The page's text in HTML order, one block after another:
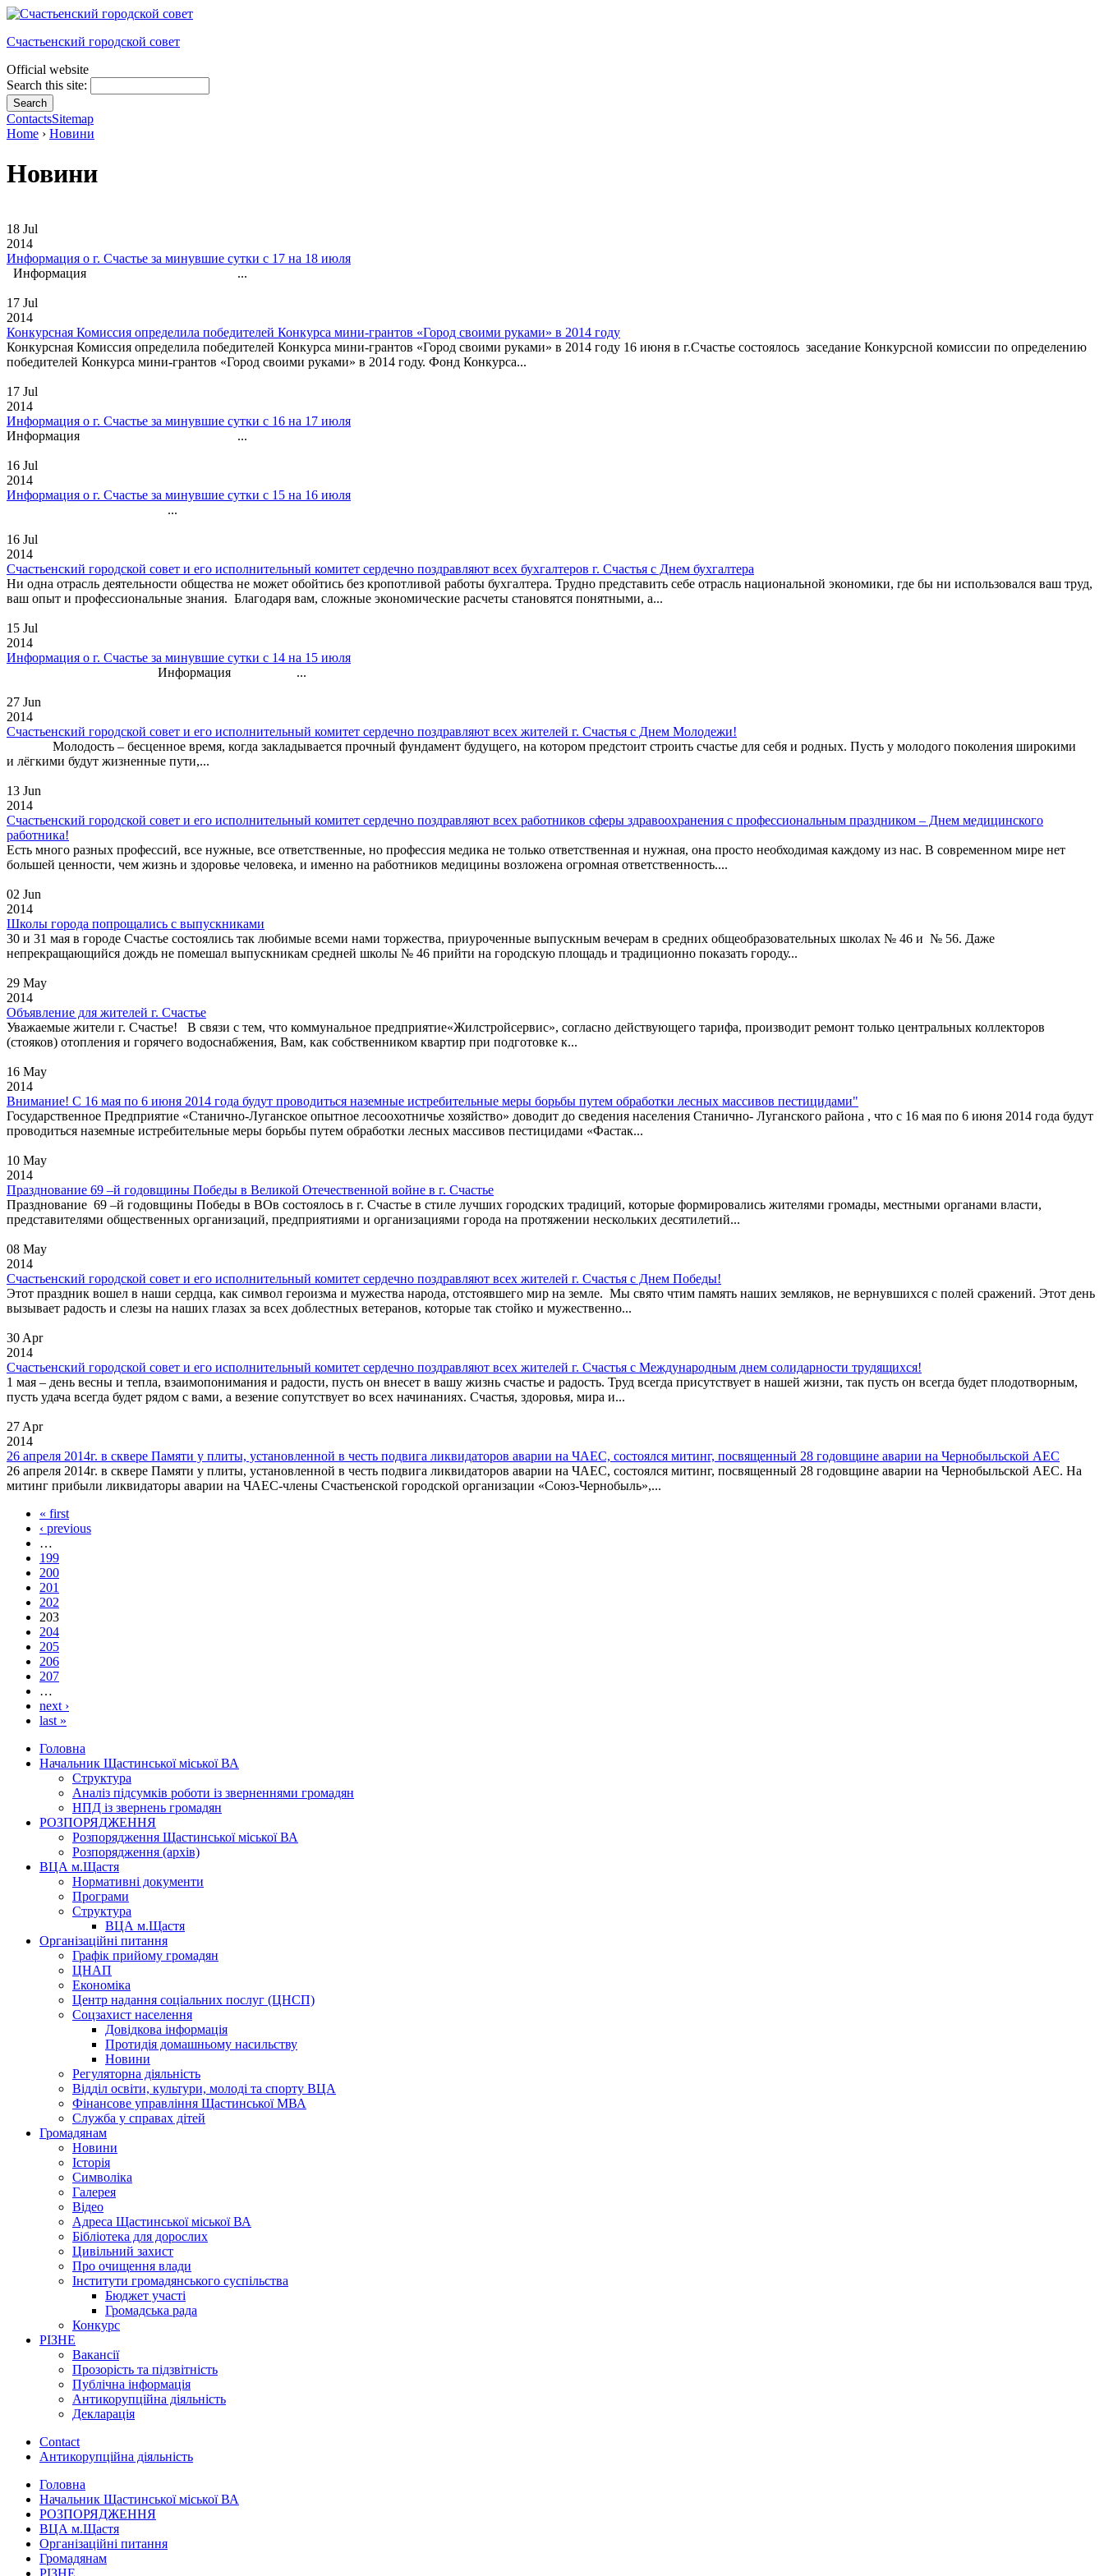
Счастьенский городской совет
Official website
Search this site:
ContactsSitemap
Home › Новини
Новини
18 Jul
2014
Информация о г. Счастье за минувшие сутки с 17 на 18 июля
Информация ...
17 Jul
2014
Конкурсная Комиссия определила победителей Конкурса мини-грантов «Город своими руками» в 2014 году
Конкурсная Комиссия определила победителей Конкурса мини-грантов «Город своими руками» в 2014 году 16 июня в г.Счастье состоялось заседание Конкурсной комиссии по определению
победителей Конкурса мини-грантов «Город своими руками» в 2014 году. Фонд Конкурса...
17 Jul
2014
Информация о г. Счастье за минувшие сутки с 16 на 17 июля
Информация ...
16 Jul
2014
Информация о г. Счастье за минувшие сутки с 15 на 16 июля
...
16 Jul
2014
Счастьенский городской совет и его исполнительный комитет сердечно поздравляют всех бухгалтеров г. Счастья с Днем бухгалтера
Ни одна отрасль деятельности общества не может обойтись без кропотливой работы бухгалтера. Трудно представить себе отрасль национальной экономики, где бы ни использовался ваш труд,
ваш опыт и профессиональные знания. Благодаря вам, сложные экономические расчеты становятся понятными, а...
15 Jul
2014
Информация о г. Счастье за минувшие сутки с 14 на 15 июля
Информация ...
27 Jun
2014
Счастьенский городской совет и его исполнительный комитет сердечно поздравляют всех жителей г. Счастья с Днем Молодежи!
Молодость – бесценное время, когда закладывается прочный фундамент будущего, на котором предстоит строить счастье для себя и родных. Пусть у молодого поколения широкими
и лёгкими будут жизненные пути,...
13 Jun
2014
Счастьенский городской совет и его исполнительный комитет сердечно поздравляют всех работников сферы здравоохранения с профессиональным праздником – Днем медицинского
работника!
Есть много разных профессий, все нужные, все ответственные, но профессия медика не только ответственная и нужная, она просто необходимая каждому из нас. В современном мире нет
большей ценности, чем жизнь и здоровье человека, и именно на работников медицины возложена огромная ответственность....
02 Jun
2014
Школы города попрощались с выпускниками
30 и 31 мая в городе Счастье состоялись так любимые всеми нами торжества, приуроченные выпускным вечерам в средних общеобразовательных школах № 46 и № 56. Даже
непрекращающийся дождь не помешал выпускникам средней школы № 46 прийти на городскую площадь и традиционно показать городу...
29 May
2014
Объявление для жителей г. Счастье
Уважаемые жители г. Счастье! В связи с тем, что коммунальное предприятие«Жилстройсервис», согласно действующего тарифа, производит ремонт только центральных коллекторов
(стояков) отопления и горячего водоснабжения, Вам, как собственником квартир при подготовке к...
16 May
2014
Внимание! С 16 мая по 6 июня 2014 года будут проводиться наземные истребительные меры борьбы путем обработки лесных массивов пестицидами"
Государственное Предприятие «Станично-Луганское опытное лесоохотничье хозяйство» доводит до сведения населения Станично- Луганского района , что с 16 мая по 6 июня 2014 года будут
проводиться наземные истребительные меры борьбы путем обработки лесных массивов пестицидами «Фастак...
10 May
2014
Празднование 69 –й годовщины Победы в Великой Отечественной войне в г. Счастье
Празднование 69 –й годовщины Победы в ВОв состоялось в г. Счастье в стиле лучших городских традиций, которые формировались жителями громады, местными органами власти,
представителями общественных организаций, предприятиями и организациями города на протяжении нескольких десятилетий...
08 May
2014
Счастьенский городской совет и его исполнительный комитет сердечно поздравляют всех жителей г. Счастья с Днем Победы!
Этот праздник вошел в наши сердца, как символ героизма и мужества народа, отстоявшего мир на земле. Мы свято чтим память наших земляков, не вернувшихся с полей сражений. Этот день
вызывает радость и слезы на наших глазах за всех доблестных ветеранов, которые так стойко и мужественно...
30 Apr
2014
Счастьенский городской совет и его исполнительный комитет сердечно поздравляют всех жителей г. Счастья с Международным днем солидарности трудящихся!
1 мая – день весны и тепла, взаимопонимания и радости, пусть он внесет в вашу жизнь счастье и радость. Труд всегда присутствует в нашей жизни, так пусть он всегда будет плодотворным,
пусть удача всегда будет рядом с вами, а везение сопутствует во всех начинаниях. Счастья, здоровья, мира и...
27 Apr
2014
26 апреля 2014г. в сквере Памяти у плиты, установленной в честь подвига ликвидаторов аварии на ЧАЕС, состоялся митинг, посвященный 28 годовщине аварии на Чернобыльской АЕС
26 апреля 2014г. в сквере Памяти у плиты, установленной в честь подвига ликвидаторов аварии на ЧАЕС, состоялся митинг, посвященный 28 годовщине аварии на Чернобыльской АЕС. На
митинг прибыли ликвидаторы аварии на ЧАЕС-члены Счастьенской городской организации «Союз-Чернобыль»,...
« first
‹ previous
…
199
200
201
202
203
204
205
206
207
…
next ›
last »
Головна
Начальник Щастинської міської ВА
Структура
Аналіз підсумків роботи із зверненнями громадян
НПД із звернень громадян
РОЗПОРЯДЖЕННЯ
Розпорядження Щастинської міської ВА
Розпорядження (архів)
ВЦА м.Щастя
Нормативні документи
Програми
Структура
ВЦА м.Щастя
Організаційні питання
Графік прийому громадян
ЦНАП
Економіка
Центр надання соціальних послуг (ЦНСП)
Соцзахист населення
Довідкова інформація
Протидія домашньому насильству
Новини
Регуляторна діяльність
Відділ освіти, культури, молоді та спорту ВЦА
Фінансове управління Щастинської МВА
Служба у справах дітей
Громадянам
Новини
Історія
Символіка
Галерея
Відео
Адреса Щастинської міської ВА
Бібліотека для дорослих
Цивільний захист
Про очищення влади
Інститути громадянського суспільства
Бюджет участі
Громадська рада
Конкурс
РІЗНЕ
Вакансії
Прозорість та підзвітність
Публічна інформація
Антикорупційна діяльність
Декларація
Contact
Антикорупційна діяльність
Головна
Начальник Щастинської міської ВА
РОЗПОРЯДЖЕННЯ
ВЦА м.Щастя
Організаційні питання
Громадянам
РІЗНЕ